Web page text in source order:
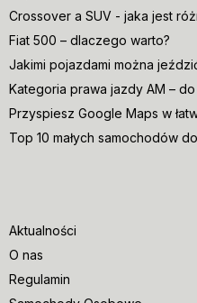
Crossover a SUV - jaka jest
Fiat 500 – dlaczego warto?
Jakimi pojazdami można
Kategoria prawa jazdy AM –
Przyspiesz Google Maps w
Top 10 małych samochodów
Aktualności
O nas
Regulamin